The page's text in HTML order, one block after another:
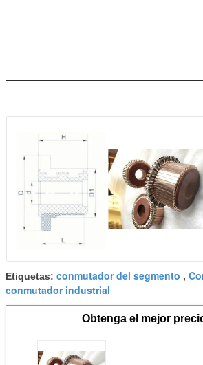
Etiquetas: conmutador del segmento ,
conmutador industrial
Obtenga el mejor